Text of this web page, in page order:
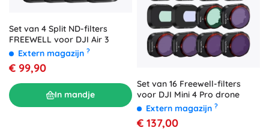
Set van 4 Split ND-filters
FREEWELL voor DJI Air 3
Extern magazijn ?
€ 99,90
In mandje
Set van 16 Freewell-filters
voor DJI Mini 4 Pro drone
Extern magazijn ?
€ 137,00